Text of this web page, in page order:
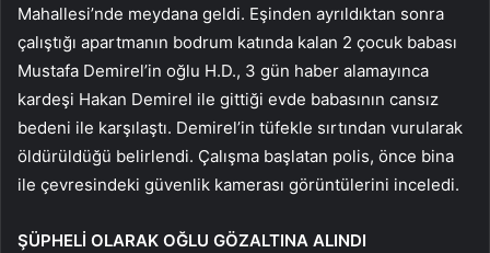
Mahallesi’nde meydana geldi. Eşinden ayrıldıktan sonra
çalıştığı apartmanın bodrum katında kalan 2 çocuk babası
Mustafa Demirel’in oğlu H.D., 3 gün haber alamayınca
kardeşi Hakan Demirel ile gittiği evde babasının cansız
bedeni ile karşılaştı. Demirel’in tüfekle sırtından vurularak
öldürüldüğü belirlendi. Çalışma başlatan polis, önce bina
ile çevresindeki güvenlik kamerası görüntülerini inceledi.
ŞÜPHELİ OLARAK OĞLU GÖZALTINA ALINDI